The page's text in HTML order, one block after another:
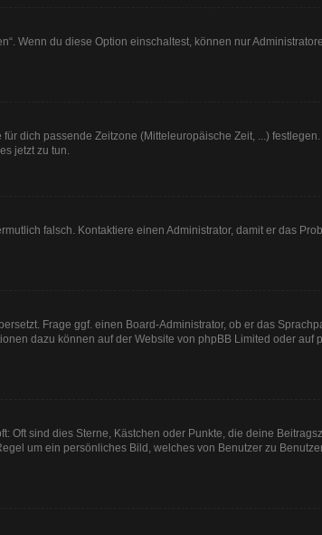
Wenn du diese Option einschaltest, können nur
dich passende Zeitzone (Mitteleuropäische Zeit, ...) festlegen.
jetzt zu tun.
falsch. Kontaktiere einen Administrator, damit er das
Frage ggf. einen Board-Administrator, ob er das
dazu können auf der Website von phpBB Limited oder auf
Oft sind dies Sterne, Kästchen oder Punkte, die deine
um ein persönliches Bild, welches von Benutzer zu